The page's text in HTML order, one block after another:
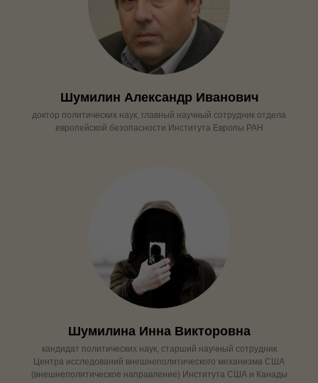
Шумилин Александр Иванович
доктор политических наук, главный научный сотрудник отдела
европейской безопасности Института Европы РАН
Шумилина Инна Викторовна
кандидат политических наук, старший научный сотрудник
Центра исследований внешнеполитического механизма США
(внешнеполитическое направление) Института США и Канады